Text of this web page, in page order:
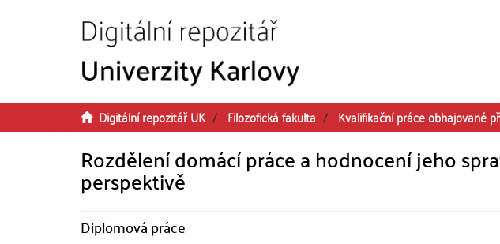
Digitální repozitář UK Filozofická fakulta Kvalifikační práce obhajované
Rozdělení domácí práce a hodnocení jeho
perspektivě
Diplomová práce